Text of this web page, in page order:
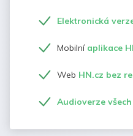
Elektronická
Mobilní aplikace
Web HN.cz bez
Audioverze